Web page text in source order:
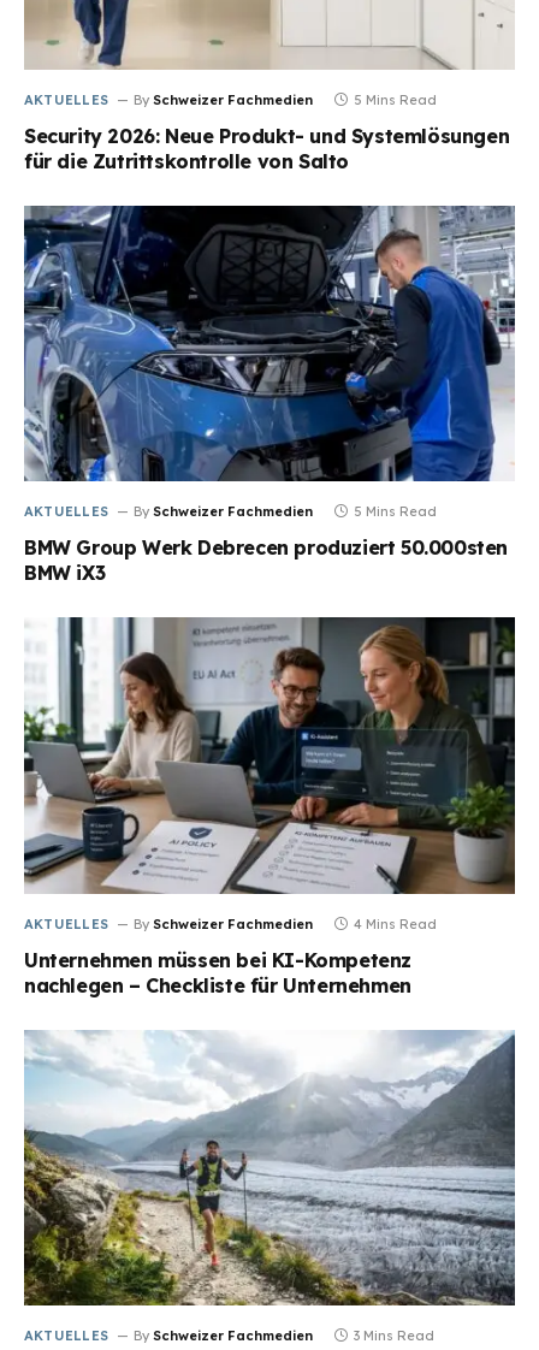
AKTUELLES By Schweizer Fachmedien 5 Mins Read
Security 2026: Neue Produkt- und Systemlösungen
für die Zutrittskontrolle von Salto
AKTUELLES By Schweizer Fachmedien 5 Mins Read
BMW Group Werk Debrecen produziert 50.000sten
BMW iX3
AKTUELLES By Schweizer Fachmedien 4 Mins Read
Unternehmen müssen bei KI-Kompetenz
nachlegen – Checkliste für Unternehmen
AKTUELLES By Schweizer Fachmedien 3 Mins Read